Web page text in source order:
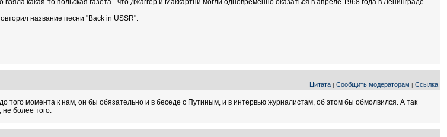
какая-то польская газета - что Джаггер и Маккартни могли одновременно оказаться в апреле 1968 года в Ленинграде.
название песни "Back in USSR".
Цитата | Сообщить модераторам | Ссылка
того момента к нам, он бы обязательно и в беседе с Путиным, и в интервью журналистам, об этом бы обмолвился. А так
более того.